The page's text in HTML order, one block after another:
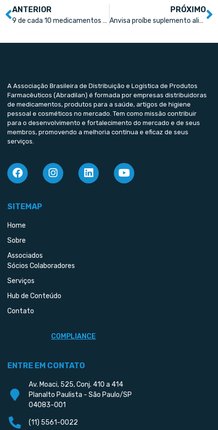
ANTERIOR
9 de cada 10 medicamentos comercializados serão produzidos no país até 2030
PRÓXIMO
Anvisa proíbe suplemento alimentar após denúncia de falsificação
A Associação Brasileira de Distribuição e Logística de Produtos
Farmacêuticos (Abradilan) é formada por empresas distribuidoras
de medicamentos, produtos para a saúde, artigos de higiene
pessoal e cosméticos no mercado. Tem como missão contribuir
para o desenvolvimento e fortalecimento do mercado e de seus
membros, promovendo a melhoria contínua e eficaz de seus
serviços.
SITEMAP
Home
Sobre
Associados
Sócios Colaboradores
Serviços
Hub de Conteúdo
Contato
COMPLIANCE
ENTRE EM CONTATO
Av. Moaci, 525, Conj. 410 a 414
Planalto Paulista - São Paulo/SP
04083-001
(11) 5561-0022